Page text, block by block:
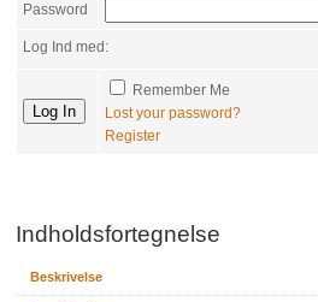
Password
Log Ind med:
Remember Me
Lost your password?
Register
Indholdsfortegnelse
Beskrivelse